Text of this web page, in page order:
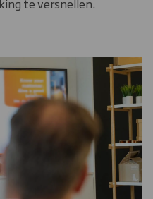
te versnellen.